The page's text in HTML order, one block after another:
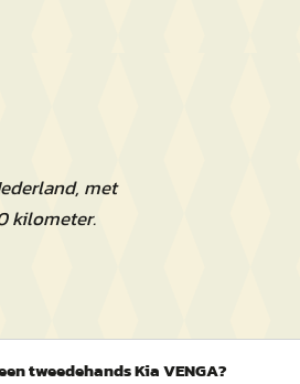
met
kilometer.
tweedehands Kia VENGA?